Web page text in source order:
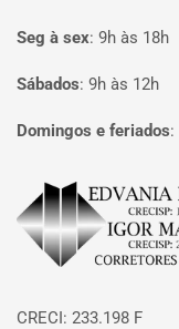
Seg à sex: 9h às 18h
Sábados: 9h às 12h
Domingos e feriados:
Página inicial
CRECI: 233.198 F